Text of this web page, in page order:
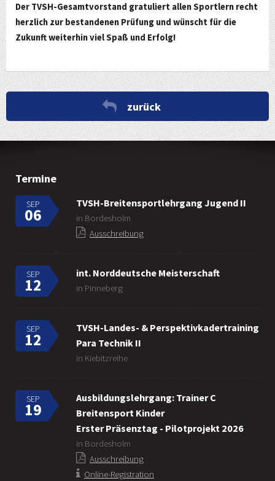
Der TVSH-Gesamtvorstand gratuliert allen Sportlern recht
herzlich zur bestandenen Prüfung und wünscht für die
Zukunft weiterhin viel Spaß und Erfolg!
zurück
Termine
SEP
06
TVSH-Breitensportlehrgang Jugend II
in Bordesholm
Ausschreibung
SEP
12
int. Norddeutsche Meisterschaft
in Pinneberg
SEP
12
TVSH-Landes- & Perspektivkadertraining
Para Technik II
in Kiebitzreihe
SEP
19
Ausbildungslehrgang: Trainer C
Breitensport Kinder
Erster Präsenztag - Pilotprojekt 2026
in Bordesholm
Ausschreibung
Online-Registration